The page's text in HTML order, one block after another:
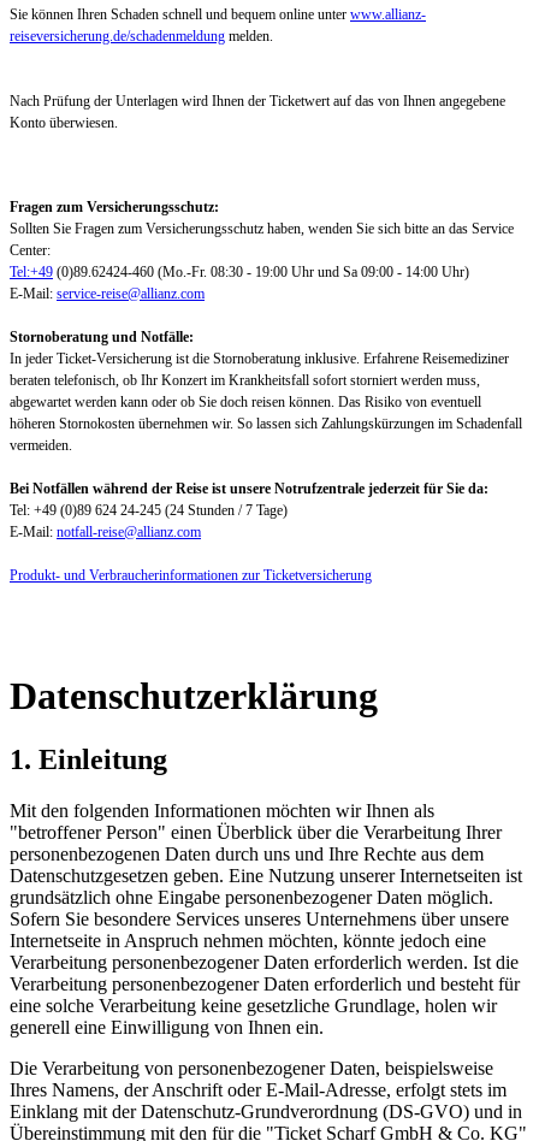
Sie können Ihren Schaden schnell und bequem online unter www.allianz-
reiseversicherung.de/schadenmeldung melden.
Nach Prüfung der Unterlagen wird Ihnen der Ticketwert auf das von Ihnen angegebene
Konto überwiesen.
Fragen zum Versicherungsschutz:
Sollten Sie Fragen zum Versicherungsschutz haben, wenden Sie sich bitte an das Service
Center:
Tel:+49 (0)89.62424-460 (Mo.-Fr. 08:30 - 19:00 Uhr und Sa 09:00 - 14:00 Uhr)
E-Mail: service-reise@allianz.com
Stornoberatung und Notfälle:
In jeder Ticket-Versicherung ist die Stornoberatung inklusive. Erfahrene Reisemediziner
beraten telefonisch, ob Ihr Konzert im Krankheitsfall sofort storniert werden muss,
abgewartet werden kann oder ob Sie doch reisen können. Das Risiko von eventuell
höheren Stornokosten übernehmen wir. So lassen sich Zahlungskürzungen im Schadenfall
vermeiden.
Bei Notfällen während der Reise ist unsere Notrufzentrale jederzeit für Sie da:
Tel: +49 (0)89 624 24-245 (24 Stunden / 7 Tage)
E-Mail: notfall-reise@allianz.com
Produkt- und Verbraucherinformationen zur Ticketversicherung
Datenschutzerklärung
1. Einleitung
Mit den folgenden Informationen möchten wir Ihnen als
"betroffener Person" einen Überblick über die Verarbeitung Ihrer
personenbezogenen Daten durch uns und Ihre Rechte aus dem
Datenschutzgesetzen geben. Eine Nutzung unserer Internetseiten ist
grundsätzlich ohne Eingabe personenbezogener Daten möglich.
Sofern Sie besondere Services unseres Unternehmens über unsere
Internetseite in Anspruch nehmen möchten, könnte jedoch eine
Verarbeitung personenbezogener Daten erforderlich werden. Ist die
Verarbeitung personenbezogener Daten erforderlich und besteht für
eine solche Verarbeitung keine gesetzliche Grundlage, holen wir
generell eine Einwilligung von Ihnen ein.
Die Verarbeitung von personenbezogener Daten, beispielsweise
Ihres Namens, der Anschrift oder E-Mail-Adresse, erfolgt stets im
Einklang mit der Datenschutz-Grundverordnung (DS-GVO) und in
Übereinstimmung mit den für die "Ticket Scharf GmbH & Co. KG"